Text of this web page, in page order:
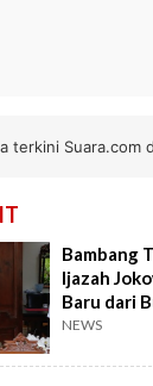
terkini Suara.com
Bambang
Ijazah
Baru dari
NEWS